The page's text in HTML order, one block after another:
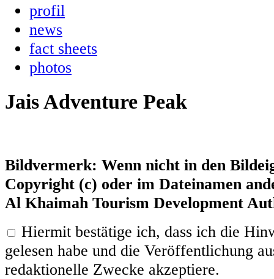
profil
news
fact sheets
photos
Jais Adventure Peak
Bildvermerk: Wenn nicht in den
Copyright (c) oder im Dateinamen
Al Khaimah Tourism Development
Hiermit bestätige ich, dass ich die
gelesen habe und die Veröffentlichung
redaktionelle Zwecke akzeptiere.